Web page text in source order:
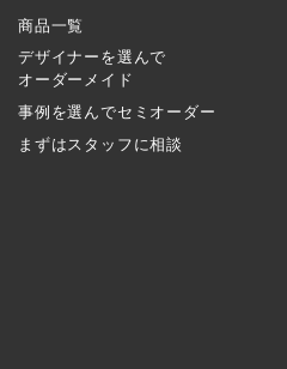
商品一覧
デザイナーを選んで
オーダーメイド
事例を選んでセミオーダー
まずはスタッフに相談